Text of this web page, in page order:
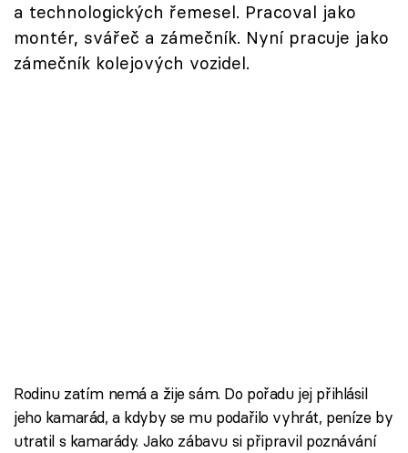
Těhotnej kuchař
Sledujte prima+
a technologických řemesel. Pracoval jako
montér, svářeč a zámečník. Nyní pracuje jako
zámečník kolejových vozidel.
Rodinu zatím nemá a žije sám. Do pořadu jej přihlásil
jeho kamarád, a kdyby se mu podařilo vyhrát, peníze by
utratil s kamarády. Jako zábavu si připravil poznávání